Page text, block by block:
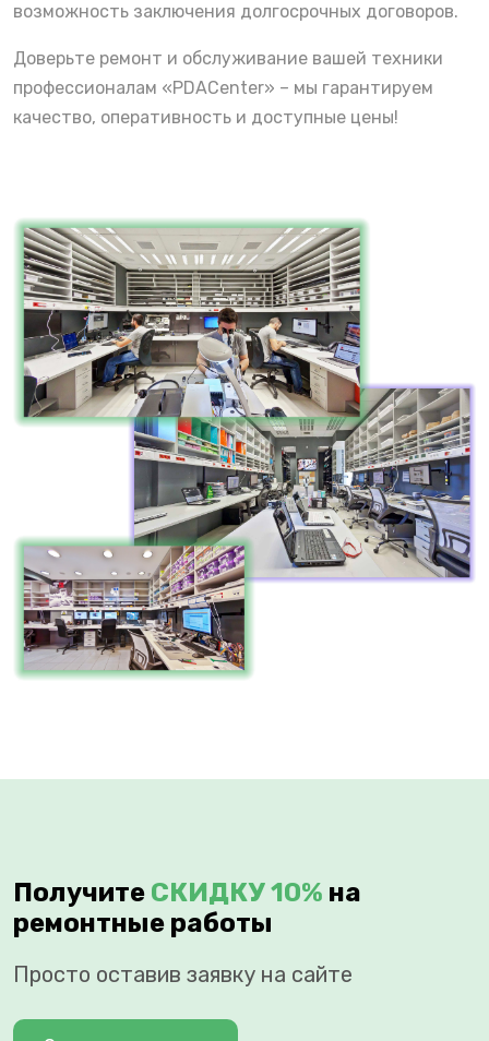
возможность заключения долгосрочных договоров.
Доверьте ремонт и обслуживание вашей техники
профессионалам «PDACenter» – мы гарантируем
качество, оперативность и доступные цены!
Получите СКИДКУ 10% на
ремонтные работы
Просто оставив заявку на сайте